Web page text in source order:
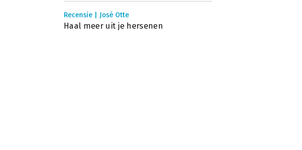
Recensie | José Otte
Haal meer uit je hersenen